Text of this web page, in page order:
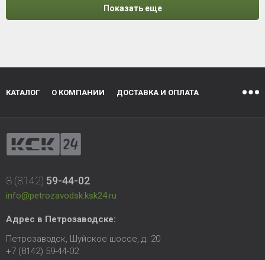
Показать еще
КАТАЛОГ О КОМПАНИИ ДОСТАВКА И ОПЛАТА
8 (8142) 59-44-02
info@petrozavodsk.ksk24.ru
Адрес в Петрозаводске:
Петрозаводск, Шуйское шоссе, д. 20
+7 (8142) 59-44-02